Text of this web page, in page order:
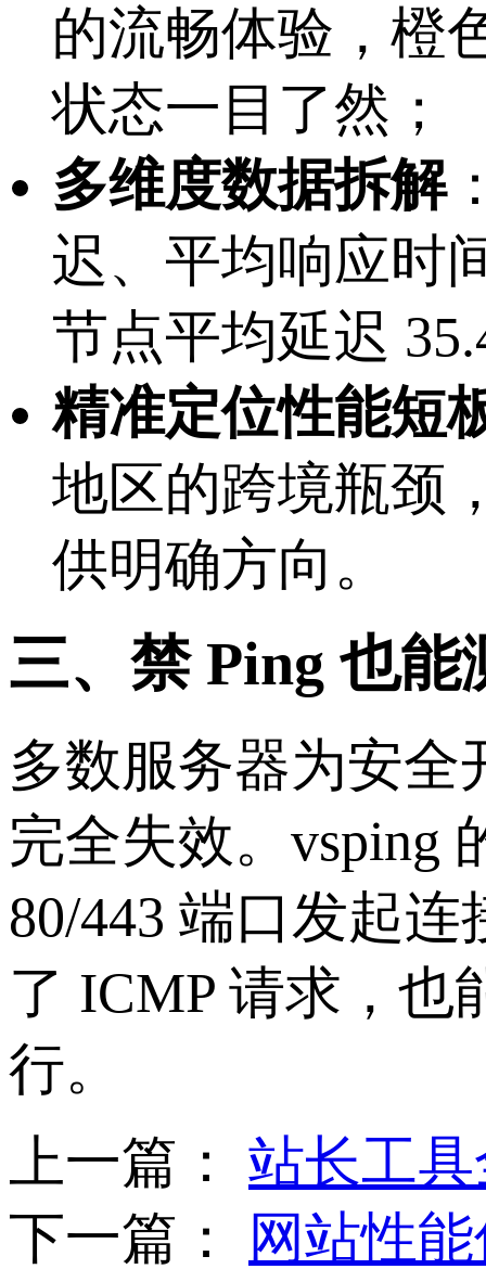
的流畅体验，橙
状态一目了然；
多维度数据拆解
迟、平均响应时
节点平均延迟
精准定位性能短
地区的跨境瓶颈
供明确方向。
三、禁 Ping 也
多数服务器为安全
完全失效。vsping
80/443 端口发起
了 ICMP 请求，
行。
上一篇：
站长工
下一篇：
网站性